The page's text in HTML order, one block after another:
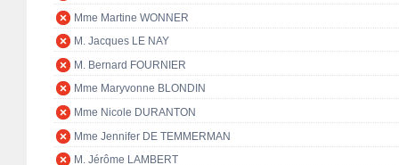
Mme Martine WONNER
M. Jacques LE NAY
M. Bernard FOURNIER
Mme Maryvonne BLONDIN
Mme Nicole DURANTON
Mme Jennifer DE TEMMERMAN
M. Jérôme LAMBERT